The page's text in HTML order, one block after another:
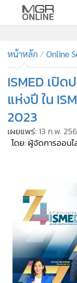
• ทันเหตุการณ์
• ภาคใต้
• ภูมิภาค
• Online Section
• บันเทิง
• ผู้จัดการรายวัน
คอลัมนิสต์
Cyber BIZ
ผู้จัดกวน
Good health &
Green
Management &
MGR Live
หน้าหลัก Online
ISMED เปิ
แห่งปี ใน
2023
เผยแพร่: 13 ก.พ.
โดย: ผู้จัดการออน